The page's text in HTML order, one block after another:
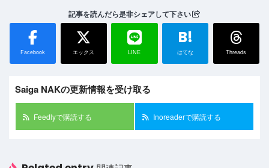
記事を読んだら是非シェアして下さい
Facebook エックス LINE
B!
はてな Threads
Saiga NAKの更新情報を受け取る
Feedlyで購読する Inoreaderで購読する